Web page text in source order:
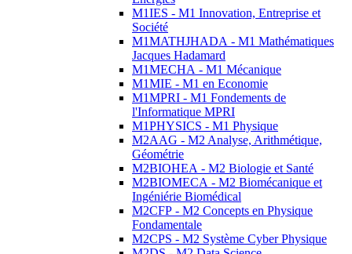
M1IES - M1 Innovation, Entreprise et
Société
M1MATHJHADA - M1 Mathématiques
Jacques Hadamard
M1MECHA - M1 Mécanique
M1MIE - M1 en Economie
M1MPRI - M1 Fondements de
l'Informatique MPRI
M1PHYSICS - M1 Physique
M2AAG - M2 Analyse, Arithmétique,
Géométrie
M2BIOHEA - M2 Biologie et Santé
M2BIOMECA - M2 Biomécanique et
Ingéniérie Biomédical
M2CFP - M2 Concepts en Physique
Fondamentale
M2CPS - M2 Système Cyber Physique